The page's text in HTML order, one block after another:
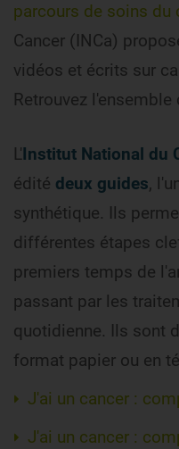
parcours de soins du
Cancer (INCa)
vidéos et écrits sur
Retrouvez l'ensemble
L'Institut National du
édité deux guides,
synthétique. Ils
différentes étapes
premiers temps de
passant par les
quotidienne. Ils sont
format papier ou en
J'ai un cancer :
J'ai un cancer :